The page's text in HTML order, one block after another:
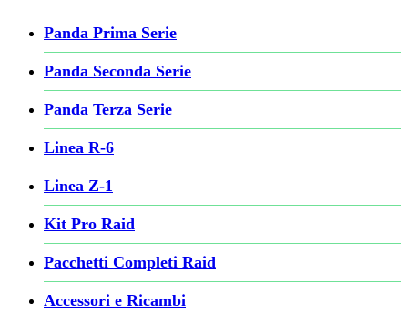
Panda Prima Serie
Panda Seconda Serie
Panda Terza Serie
Linea R-6
Linea Z-1
Kit Pro Raid
Pacchetti Completi Raid
Accessori e Ricambi